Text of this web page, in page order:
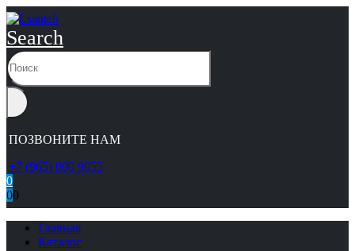
Search
ПОЗВОНИТЕ НАМ
+7 (965) 000 9055
0
00
Главная
Каталог